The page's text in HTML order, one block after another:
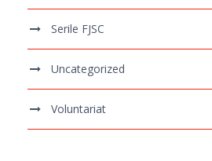
Serile FJSC
Uncategorized
Voluntariat